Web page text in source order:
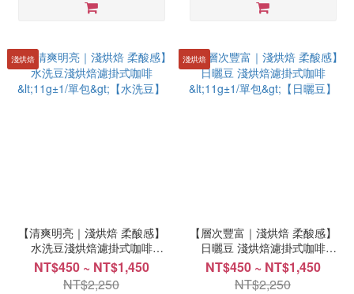
淺烘焙
【清爽明亮｜淺烘焙 柔酸感】
水洗豆淺烘焙濾掛式咖啡
<11g±1/單包>【水洗豆】
NT$450 ~ NT$1,450
NT$2,250
淺烘焙
【層次豐富｜淺烘焙 柔酸感】
日曬豆 淺烘焙濾掛式咖啡
<11g±1/單包>【日曬豆】
NT$450 ~ NT$1,450
NT$2,250